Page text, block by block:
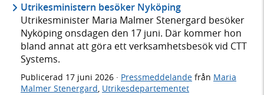
Utrikesministern besöker Nyköping
Utrikesminister Maria Malmer Stenergard besöker
Nyköping onsdagen den 17 juni. Där kommer hon
bland annat att göra ett verksamhetsbesök vid CTT
Systems.
Publicerad 17 juni 2026 · Pressmeddelande från Maria
Malmer Stenergard, Utrikesdepartementet